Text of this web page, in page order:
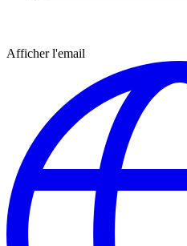
Afficher l'email